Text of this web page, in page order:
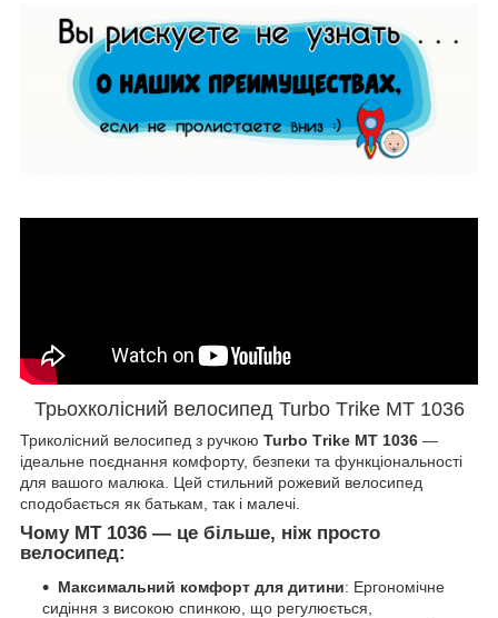
Трьохколісний велосипед Turbo Тrike MT 1036
Триколісний велосипед з ручкою Turbo Тrike MT 1036 —
ідеальне поєднання комфорту, безпеки та функціональності
для вашого малюка. Цей стильний рожевий велосипед
сподобається як батькам, так і малечі.
Чому MT 1036 — це більше, ніж просто
велосипед:
Максимальний комфорт для дитини: Ергономічне
сидіння з високою спинкою, що регулюється,